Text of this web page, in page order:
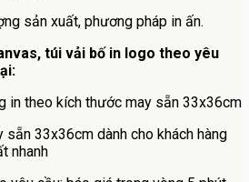
sản xuất, phương pháp in ấn.
túi vải bố in logo theo yêu
in theo kích thước may sẵn 33x36cm
sẵn 33x36cm dành cho khách hàng
nhanh